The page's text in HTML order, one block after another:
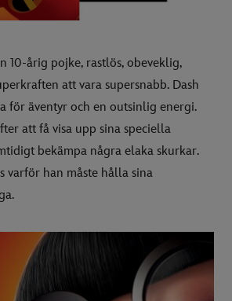
10-årig pojke, rastlös, obeveklig,
att vara supersnabb. Dash
för äventyr och en outsinlig energi.
att få visa upp sina speciella
bekämpa några elaka skurkar.
varför han måste hålla sina